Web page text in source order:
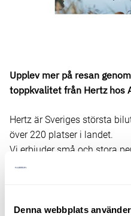
Denna webbplats
Upplev mer på resan
toppkvalitet från Hertz hos
Hertz är Sveriges största
över 220 platser i landet.
Vi erbjuder små och stora
sortiment.
har nya, fräscha bilar med